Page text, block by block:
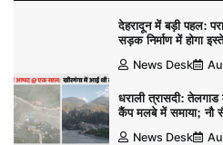
देहरादून में बड़ी पहल:
सड़क निर्माण में होगा
News Desk
धराली त्रासदी:
कैंप मलबे में समाया; नौ
News Desk